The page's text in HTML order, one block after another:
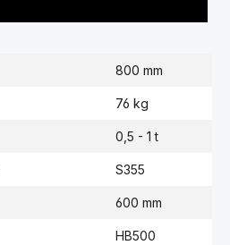
800 mm
76 kg
0,5 - 1 t
S355
600 mm
HB500